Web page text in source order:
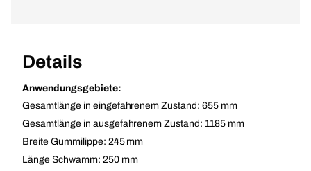
Details
Anwendungsgebiete:
Gesamtlänge in eingefahrenem Zustand: 655 mm
Gesamtlänge in ausgefahrenem Zustand: 1185 mm
Breite Gummilippe: 245 mm
Länge Schwamm: 250 mm